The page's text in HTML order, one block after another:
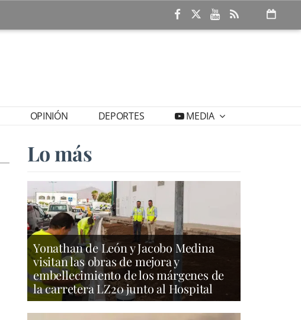
OPINIÓN DEPORTES MEDIA
Lo más
Yonathan de León y Jacobo Medina
visitan las obras de mejora y
embellecimiento de los márgenes de
la carretera LZ20 junto al Hospital